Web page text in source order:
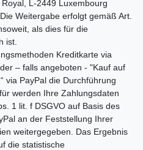
L-2449 Luxembourg
Weitergabe erfolgt gemäß Art.
als dies für die
ist.
Kreditkarte via
– falls angeboten - "Kauf auf
via PayPal die Durchführung
werden Ihre Zahlungsdaten
1 lit. f DSGVO auf Basis des
an der Feststellung Ihrer
weitergegeben. Das Ergebnis
die statistische